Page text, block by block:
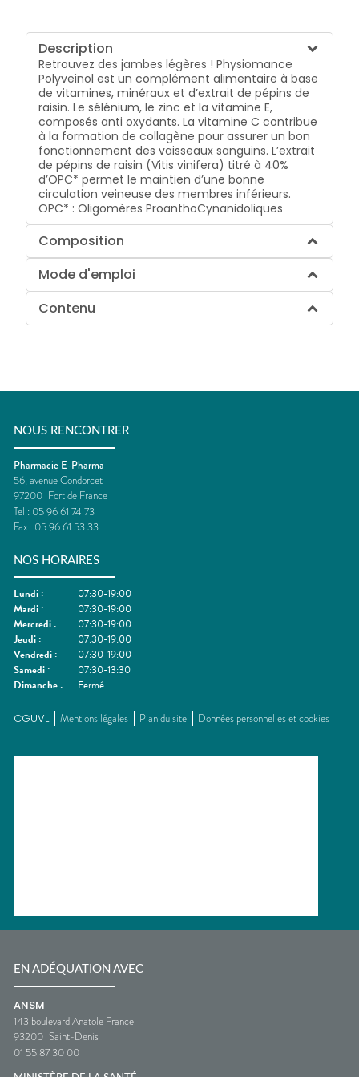
Description
Retrouvez des jambes légères ! Physiomance
Polyveinol est un complément alimentaire à base
de vitamines, minéraux et d’extrait de pépins de
raisin. Le sélénium, le zinc et la vitamine E,
composés anti oxydants. La vitamine C contribue
à la formation de collagène pour assurer un bon
fonctionnement des vaisseaux sanguins. L’extrait
de pépins de raisin (Vitis vinifera) titré à 40%
d’OPC* permet le maintien d’une bonne
circulation veineuse des membres inférieurs.
OPC* : Oligomères ProanthoCynanidoliques
Composition
Mode d'emploi
Contenu
NOUS RENCONTRER
Pharmacie E-Pharma
56, avenue Condorcet
97200 Fort de France
Tel : 05 96 61 74 73
Fax : 05 96 61 53 33
NOS HORAIRES
Lundi :
07:30-19:00
Mardi :
07:30-19:00
Mercredi :
07:30-19:00
Jeudi :
07:30-19:00
Vendredi :
07:30-19:00
Samedi :
07:30-13:30
Dimanche : Fermé
CGUVL Mentions légales Plan du site Données personnelles et cookies
EN ADÉQUATION AVEC
ANSM
143 boulevard Anatole France
93200 Saint-Denis
01 55 87 30 00